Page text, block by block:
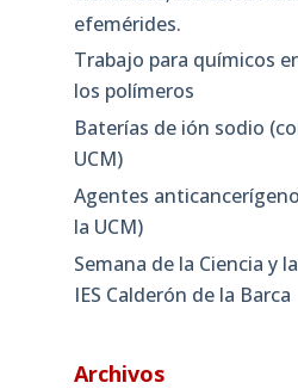
efemérides.
Trabajo para químicos
los polímeros
Baterías de ión sodio
UCM)
Agentes
la UCM)
Semana de la Ciencia y
IES Calderón de la Barca
Archivos